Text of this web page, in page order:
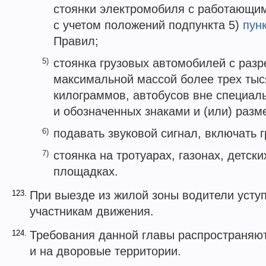
стоянки электромобиля с
c учетом положений подпункта 5)
Правил;
5) стоянка грузовых автомобилей с
максимальной массой более трех
килограммов, автобусов вне
и обозначенных знаками и (или)
6) подавать звуковой сигнал, включать
7) стоянка на тротуарах, газонах,
площадках.
123. При выезде из жилой зоны водители
участникам движения.
124. Требования данной главы
и на дворовые территории.